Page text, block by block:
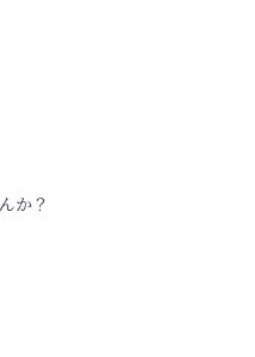
か？